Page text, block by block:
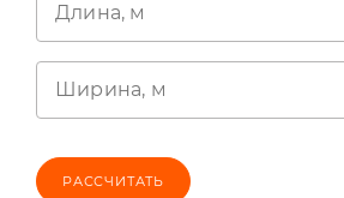
Длина, м
Ширина, м
РАССЧИТАТЬ